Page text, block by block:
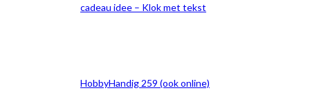
cadeau idee – Klok met tekst
HobbyHandig 259 (ook online)